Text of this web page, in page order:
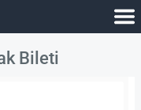
Bileti